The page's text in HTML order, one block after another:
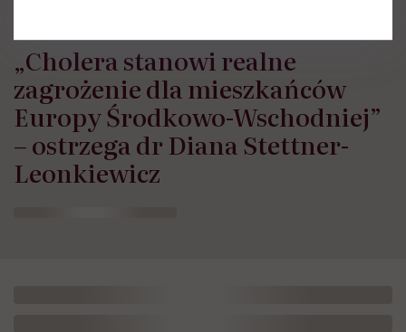
„Cholera stanowi realne
zagrożenie dla mieszkańców
Europy Środkowo-Wschodniej”
– ostrzega dr Diana Stettner-
Leonkiewicz